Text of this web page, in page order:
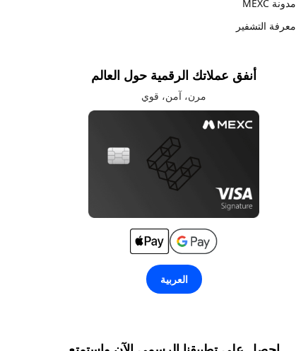
مدونة MEXC
معرفة التشفير
أنفق عملاتك الرقمية حول العالم
مرن، آمن، قوي
العربية